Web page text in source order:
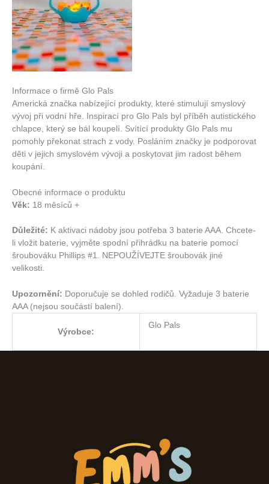
Informace o firmě Glo Pals
Americká značka nabízející produkty, které stimulují smyslový
vývoj při vodní hře. Inspirací pro Glo Pals byl příběh autistického
chlapce, který se bál koupelí. Svítící produkty Glo Pals mu
pomohly překonat strach z vody. Posláním značky je podporovat
děti v jejich smyslovém vývoji a poskytovat jim radost během
koupání.
Obecné informace o produktu
Věk: 18 měsíců +
Důležité: K aktivaci nádoby jsou potřeba 3 baterie AAA. Chcete-
li vložit baterie, vyjměte spodní přihrádku na baterie pomocí
šroubováku Phillips #1. NEPOUŽÍVEJTE šroubovák jiné
velikosti.
Upozornění: Doporučuje se dohled rodičů. Vyžaduje 3 baterie
AAA (nejsou součástí balení).
Výrobce:
Glo Pals